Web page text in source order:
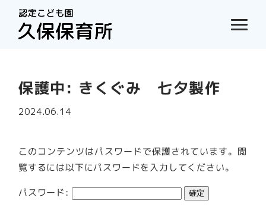
保護中: きくぐみ 七夕製作
2024.06.14
このコンテンツはパスワードで保護されています。閲
覧するには以下にパスワードを入力してください。
パスワード: